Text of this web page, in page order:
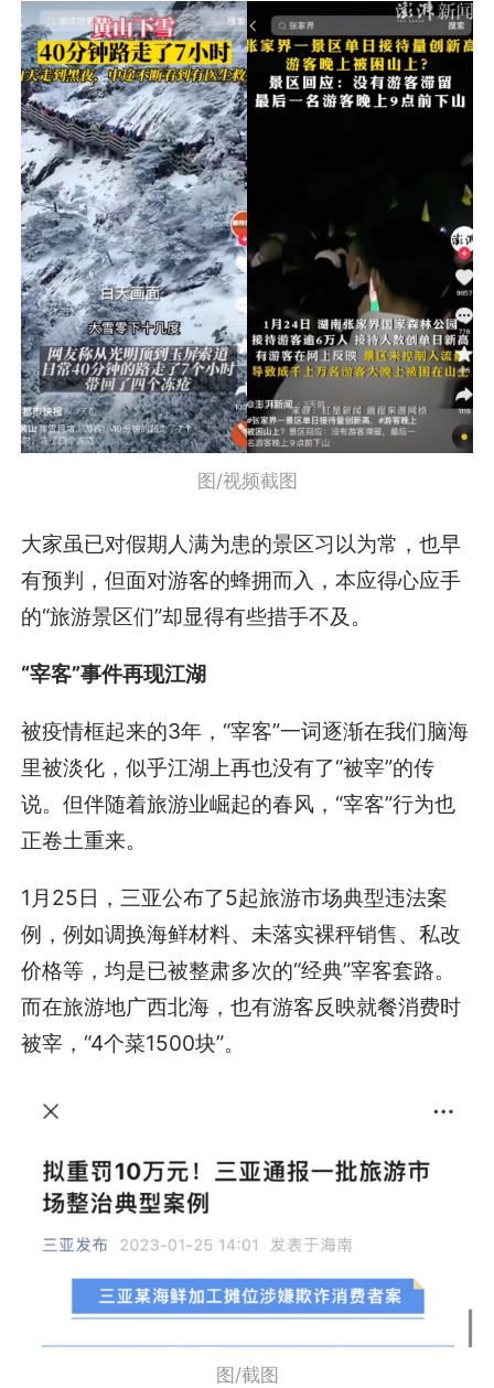
图/视频截图
大家虽已对假期人满为患的景区习以为常，也早
有预判，但面对游客的蜂拥而入，本应得心应手
的“旅游景区们”却显得有些措手不及。
“宰客”事件再现江湖
被疫情框起来的3年，“宰客”一词逐渐在我们脑海
里被淡化，似乎江湖上再也没有了“被宰”的传
说。但伴随着旅游业崛起的春风，“宰客”行为也
正卷土重来。
1月25日，三亚公布了5起旅游市场典型违法案
例，例如调换海鲜材料、未落实裸秤销售、私改
价格等，均是已被整肃多次的“经典”宰客套路。
而在旅游地广西北海，也有游客反映就餐消费时
被宰，“4个菜1500块”。
图/截图